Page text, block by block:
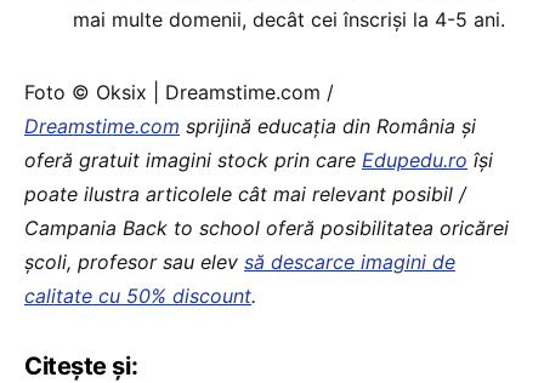
mai multe domenii, decât cei înscriși la 4-5 ani.
Foto © Oksix | Dreamstime.com /
Dreamstime.com sprijină educaţia din România şi
oferă gratuit imagini stock prin care Edupedu.ro îşi
poate ilustra articolele cât mai relevant posibil /
Campania Back to school oferă posibilitatea oricărei
școli, profesor sau elev să descarce imagini de
calitate cu 50% discount.
Citește și: